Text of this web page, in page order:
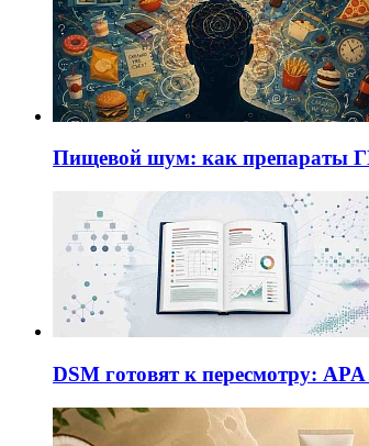
Пищевой шум: как препараты
DSM готовят к пересмотру: